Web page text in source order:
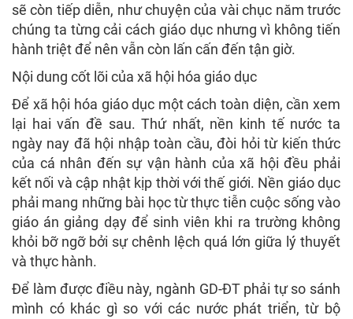
sẽ còn tiếp diễn, như chuyện của vài chục năm trước
chúng ta từng cải cách giáo dục nhưng vì không tiến
hành triệt để nên vẫn còn lấn cấn đến tận giờ.
Nội dung cốt lõi của xã hội hóa giáo dục
Để xã hội hóa giáo dục một cách toàn diện, cần xem
lại hai vấn đề sau. Thứ nhất, nền kinh tế nước ta
ngày nay đã hội nhập toàn cầu, đòi hỏi từ kiến thức
của cá nhân đến sự vận hành của xã hội đều phải
kết nối và cập nhật kịp thời với thế giới. Nền giáo dục
phải mang những bài học từ thực tiễn cuộc sống vào
giáo án giảng dạy để sinh viên khi ra trường không
khỏi bỡ ngỡ bởi sự chênh lệch quá lớn giữa lý thuyết
và thực hành.
Để làm được điều này, ngành GD-ĐT phải tự so sánh
mình có khác gì so với các nước phát triển, từ bộ